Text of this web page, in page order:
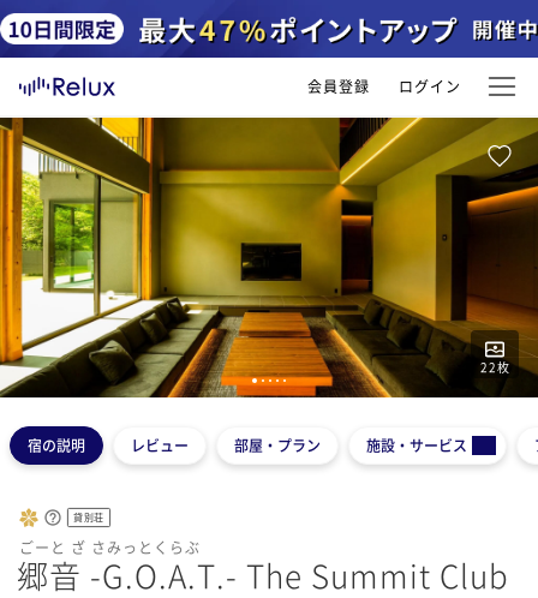
会員登録 ログイン
22枚
12345
宿の説明 レビュー 部屋・プラン 施設・サービス
貸別荘
ごーと ざ さみっとくらぶ
郷音 -G.O.A.T.- The Summit Club